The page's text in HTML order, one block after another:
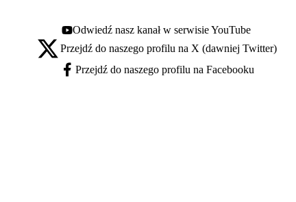
Youtube - otwiera się w nowej karcie
Odwiedź nasz kanał w serwisie YouTube
X - otwiera się w nowej karcie
Przejdź do naszego profilu na X (dawniej Twitter)
Facebook - otwiera się w nowej karcie
Przejdź do naszego profilu na Facebooku